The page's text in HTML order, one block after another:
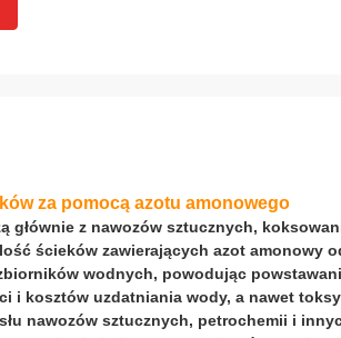
za pomocą azotu amonowego
głównie z nawozów sztucznych,
ścieków zawierających azot amonowy
wodnych, powodując
i kosztów uzdatniania wody, a nawet
nawozów sztucznych, petrochemii i